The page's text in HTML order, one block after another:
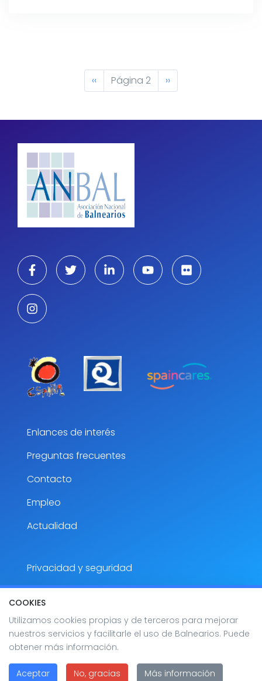
Página
anterior
‹‹ Página 2
Siguiente
página
››
Enlances de interés
Preguntas frecuentes
Contacto
Empleo
Actualidad
Privacidad y seguridad
Aviso Legal
Accesibilidad
Mapa del sitio
COOKIES
Utilizamos cookies propias y de terceros para mejorar
nuestros servicios y facilitarle el uso de Balnearios. Puede
obtener más información.
Aceptar No, gracias Más información